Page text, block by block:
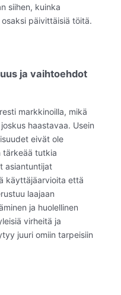
siihen, kuinka
päivittäisiä töitä.
ja vaihtoehdot
markkinoilla, mikä
haastavaa. Usein
eivät ole
tärkeää tutkia
asiantuntijat
käyttäjäarvioita että
laajaan
ja huolellinen
virheitä ja
juuri omiin tarpeisiin